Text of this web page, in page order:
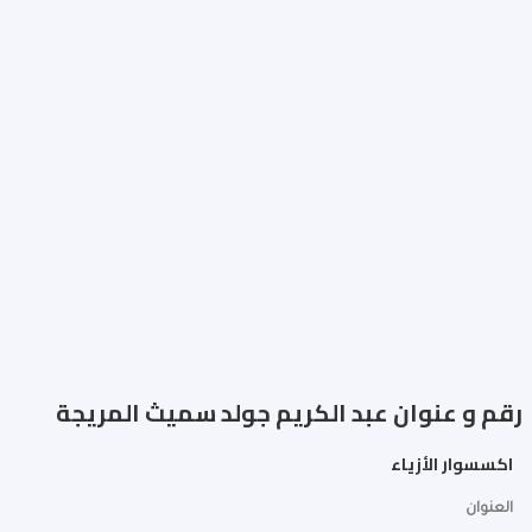
رقم و عنوان عبد الكريم جولد سميث المريجة
اكسسوار الأزياء
العنوان